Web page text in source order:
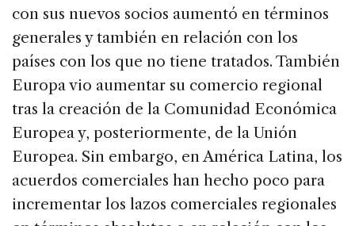
con sus nuevos socios aumentó en términos
generales y también en relación con los
países con los que no tiene tratados. También
Europa vio aumentar su comercio regional
tras la creación de la Comunidad Económica
Europea y, posteriormente, de la Unión
Europea. Sin embargo, en América Latina, los
acuerdos comerciales han hecho poco para
incrementar los lazos comerciales regionales